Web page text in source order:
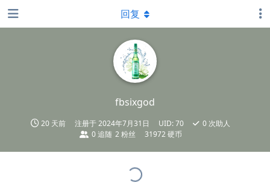
fbsixgod
20 天前 注册于2024年7月31日 UID:70 0 次助人
0 追随 2 粉丝 31972 硬币
回复